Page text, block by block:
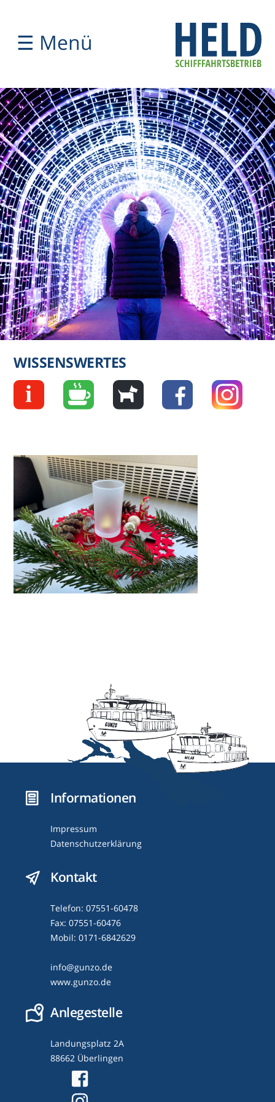
☰ Menü
WISSENSWERTES
Informationen
Impressum
Datenschutzerklärung
Kontakt
Telefon: 07551-60478
Fax: 07551-60476
Mobil: 0171-6842629
info@gunzo.de
www.gunzo.de
Anlegestelle
Landungsplatz 2A
88662 Überlingen